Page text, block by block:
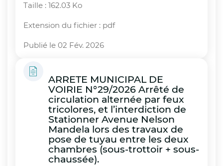
Taille : 162.03 Ko
Extension du fichier : pdf
Publié le 02 Fév. 2026
ARRETE MUNICIPAL DE
VOIRIE N°29/2026 Arrêté de
circulation alternée par feux
tricolores, et l’interdiction de
Stationner Avenue Nelson
Mandela lors des travaux de
pose de tuyau entre les deux
chambres (sous-trottoir + sous-
chaussée).